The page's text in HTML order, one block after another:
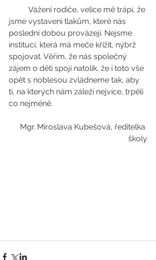
jsme vystaveni tlakům, které nás
poslední dobou provázejí. Nejsme
institucí, která má meče křížit, nýbrž
spojovat. Věřím, že nás společný
zájem o děti spojí natolik, že i toto vše
opět s noblesou zvládneme tak, aby
ti, na kterých nám záleží nejvíce, trpěli
co nejméně.
Mgr. Miroslava Kubešová, ředitelka
školy